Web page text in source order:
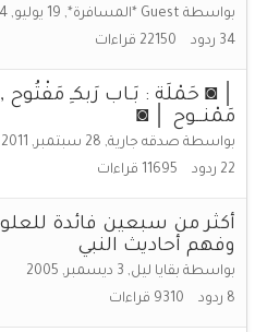
بواسطة Guest *المسافرة* , 19 يوليو, 2004
34 ردود 22150 قراءات
│ ◙ حَمْلَة : بَـاب رَبكـِ مَفْتُوح ,
مَمْنــوح │ ◙
بواسطة صدقه جارية, 28 سبتمبر, 2011
22 ردود 11695 قراءات
أكثر من سبعين فائدة
وفهم أحاديث النبي
بواسطة بقايا ليل, 3 ديسمبر, 2005
8 ردود 9310 قراءات